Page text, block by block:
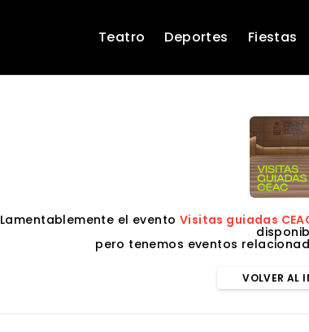
Teatro Deportes Fiestas
Lamentablemente el evento Visitas guiadas
pero tenemos eventos
VOLVER AL